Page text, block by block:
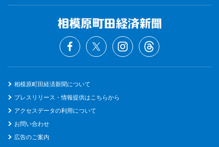
相模原町田経済新聞について
プレスリリース・情報提供はこちらから
アクセスデータの利用について
お問い合わせ
広告のご案内